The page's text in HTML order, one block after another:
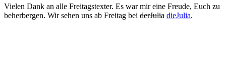
Vielen Dank an alle Freitagstexter. Es war mir eine Freude, Euch zu
beherbergen. Wir sehen uns ab Freitag bei derJulia dieJulia.